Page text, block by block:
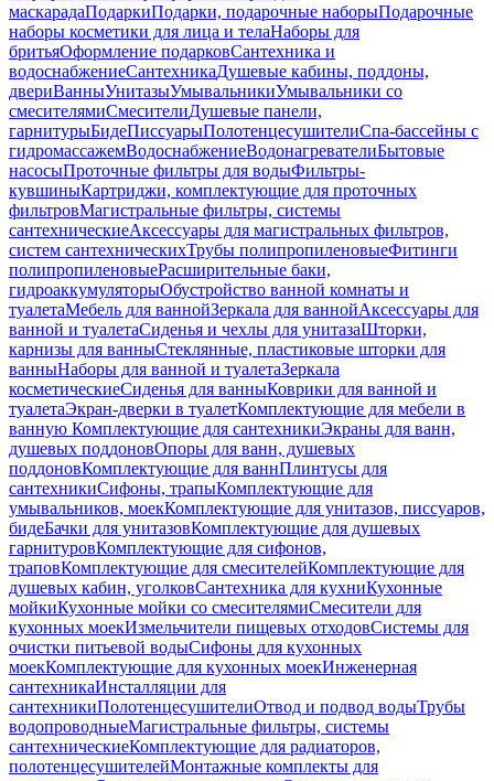
маскарадаПодаркиПодарки, подарочные наборыПодарочные
наборы косметики для лица и телаНаборы для
бритьяОформление подарковСантехника и
водоснабжениеСантехникаДушевые кабины, поддоны,
двериВанныУнитазыУмывальникиУмывальники со
смесителямиСмесителиДушевые панели,
гарнитурыБидеПиссуарыПолотенцесушителиСпа-бассейны с
гидромассажемВодоснабжениеВодонагревателиБытовые
насосыПроточные фильтры для водыФильтры-
кувшиныКартриджи, комплектующие для проточных
фильтровМагистральные фильтры, системы
сантехническиеАксессуары для магистральных фильтров,
систем сантехническихТрубы полипропиленовыеФитинги
полипропиленовыеРасширительные баки,
гидроаккумуляторыОбустройство ванной комнаты и
туалетаМебель для ваннойЗеркала для ваннойАксессуары для
ванной и туалетаСиденья и чехлы для унитазаШторки,
карнизы для ванныСтеклянные, пластиковые шторки для
ванныНаборы для ванной и туалетаЗеркала
косметическиеСиденья для ванныКоврики для ванной и
туалетаЭкран-дверки в туалетКомплектующие для мебели в
ванную Комплектующие для сантехникиЭкраны для ванн,
душевых поддоновОпоры для ванн, душевых
поддоновКомплектующие для ваннПлинтусы для
сантехникиСифоны, трапыКомплектующие для
умывальников, моекКомплектующие для унитазов, писсуаров,
бидеБачки для унитазовКомплектующие для душевых
гарнитуровКомплектующие для сифонов,
траповКомплектующие для смесителейКомплектующие для
душевых кабин, уголковСантехника для кухниКухонные
мойкиКухонные мойки со смесителямиСмесители для
кухонных моекИзмельчители пищевых отходовСистемы для
очистки питьевой водыСифоны для кухонных
моекКомплектующие для кухонных моекИнженерная
сантехникаИнсталляции для
сантехникиПолотенцесушителиОтвод и подвод водыТрубы
водопроводныеМагистральные фильтры, системы
сантехническиеКомплектующие для радиаторов,
полотенцесушителейМонтажные комплекты для